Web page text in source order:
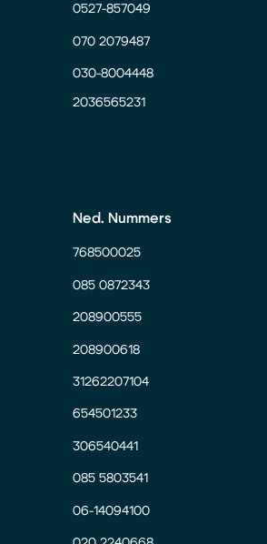
0527-857049
070 2079487
030-8004448
2036565231
Ned. Nummers
768500025
085 0872343
208900555
208900618
31262207104
654501233
306540441
085 5803541
06-14094100